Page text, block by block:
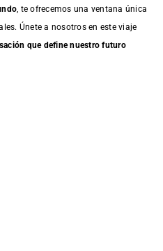
, te ofrecemos una ventana única
Únete a nosotros en este viaje
que define nuestro futuro